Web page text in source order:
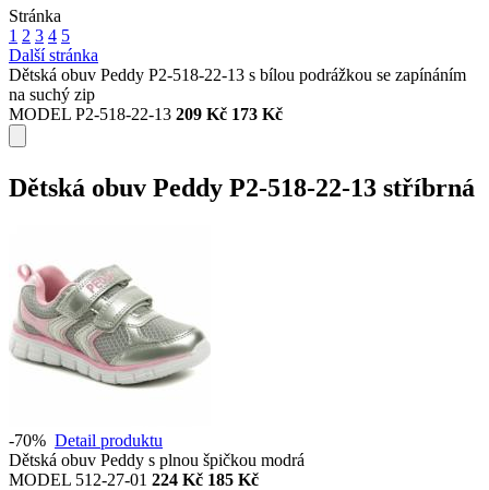
Stránka
1 2 3 4 5
Další stránka
Dětská obuv Peddy P2-518-22-13 s bílou podrážkou se zapínáním
na suchý zip
MODEL P2-518-22-13 209 Kč 173 Kč
Dětská obuv Peddy P2-518-22-13 stříbrná
-70% Detail produktu
Dětská obuv Peddy s plnou špičkou modrá
MODEL 512-27-01 224 Kč 185 Kč